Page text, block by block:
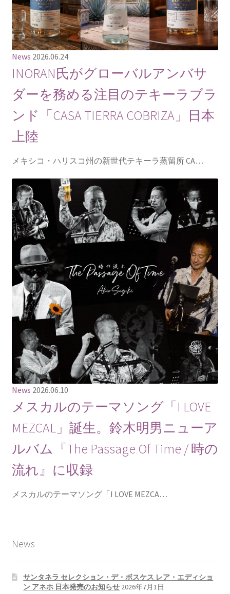
News 2026.06.24
INORAN氏がグローバルアンバサ
ダーを務める注目のテキーラブラ
ンド「CASA TIERRA COBRIZA」日本
上陸
メキシコ・ハリスコ州の新世代テキーラ蒸留所 CA…
News 2026.06.10
メスカルのテーマソング「I LOVE
MEZCAL」誕生。鈴木明男ニューア
ルバム『The Passage Of Time / 時の
流れ』に収録
メスカルのテーマソング「I LOVE MEZCA…
News
サンタネラ セレクション・デ・ボスケス レア・エディショ
ン アネホ 日本発売のお知らせ 2026年7月1日